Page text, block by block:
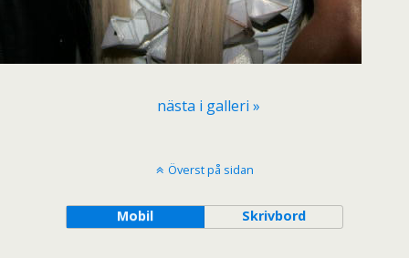
nästa i galleri »
Överst på sidan
Mobil Skrivbord